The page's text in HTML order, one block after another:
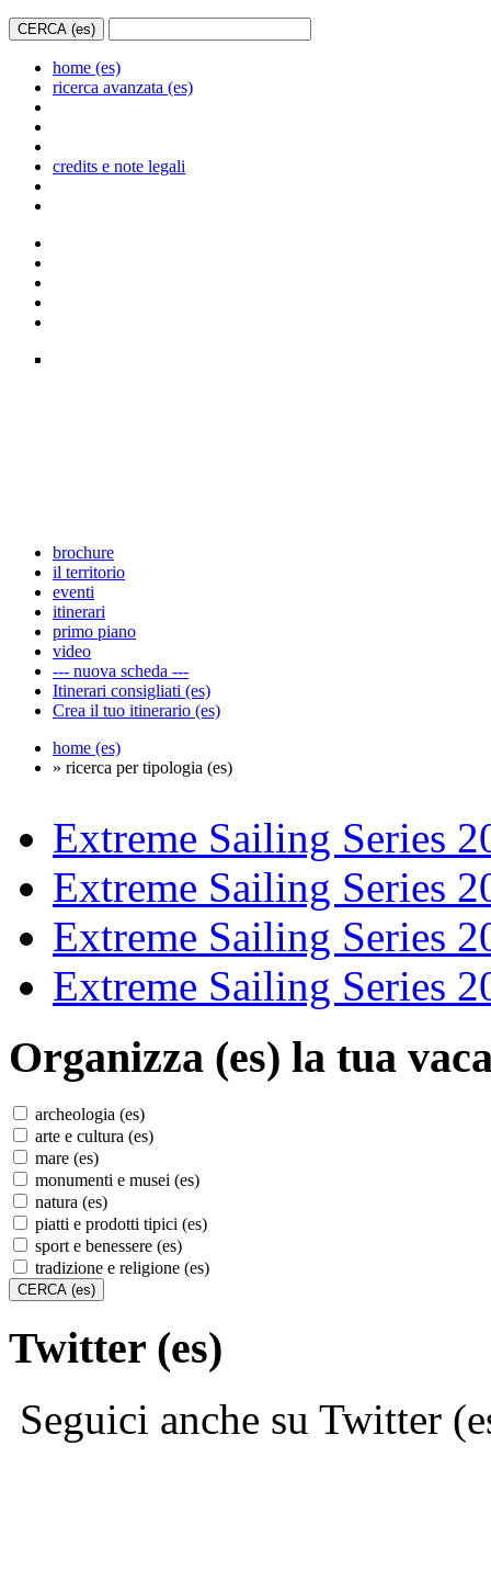
home (es)
ricerca avanzata (es)
credits e note legali
brochure
il territorio
eventi
itinerari
primo piano
video
--- nuova scheda ---
Itinerari consigliati (es)
Crea il tuo itinerario (es)
home (es)
» ricerca per tipologia (es)
Extreme Sailing Series
Extreme Sailing Series
Extreme Sailing Series
Extreme Sailing Series
Organizza (es) la tua
archeologia (es)
arte e cultura (es)
mare (es)
monumenti e musei (es)
natura (es)
piatti e prodotti tipici (es)
sport e benessere (es)
tradizione e religione (es)
Twitter (es)
Seguici anche su Twitter